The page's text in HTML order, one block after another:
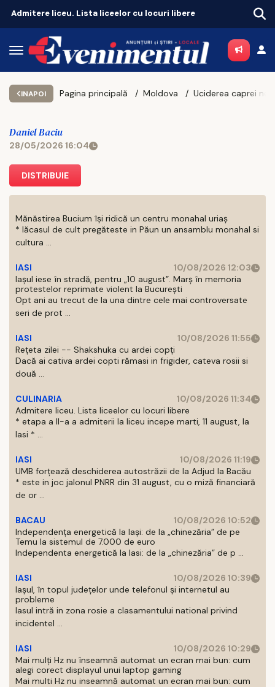
libere
INAPOI Pagina principală Moldova
Daniel Baciu
28/05/2026 16:04
DISTRIBUIE
Mănăstirea Bucium își ridică un centru monahal uriaș
* lăcasul de cult pregăteste in Păun un ansamblu monahal si
cultura ...
IASI
10/08/2026 12:03
Iașul iese în stradă, pentru „10 august”. Marș în memoria
protestelor reprimate violent la București
Opt ani au trecut de la una dintre cele mai controversate
seri de prot ...
IASI
10/08/2026 11:55
Rețeta zilei -- Shakshuka cu ardei copți
Dacă ai cativa ardei copti rămasi in frigider, cateva rosii si
două ...
CULINARIA
10/08/2026 11:34
Admitere liceu. Lista liceelor cu locuri libere
* etapa a II-a a admiterii la liceu incepe marti, 11 august, la
Iasi * ...
IASI
10/08/2026 11:19
UMB forțează deschiderea autostrăzii de la Adjud la Bacău
* este in joc jalonul PNRR din 31 august, cu o miză financiară
de or ...
BACAU
10/08/2026 10:52
Independența energetică la Iași: de la „chinezăria” de pe
Temu la sistemul de 7.000 de euro
Independenta energetică la Iasi: de la „chinezăria” de p ...
IASI
10/08/2026 10:39
Iașul, în topul județelor unde telefonul și internetul au
probleme
Iasul intră in zona rosie a clasamentului national privind
incidentel ...
IASI
10/08/2026 10:29
Mai mulți Hz nu înseamnă automat un ecran mai bun: cum
alegi corect displayul unui laptop gaming
Mai multi Hz nu inseamnă automat un ecran mai bun: cum